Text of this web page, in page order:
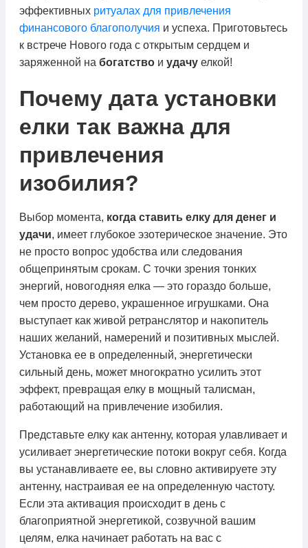
эффективных ритуалах для привлечения
финансового благополучия и успеха. Приготовьтесь
к встрече Нового года с открытым сердцем и
заряженной на богатство и удачу елкой!
Почему дата установки
елки так важна для
привлечения
изобилия?
Выбор момента, когда ставить елку для денег и
удачи, имеет глубокое эзотерическое значение. Это
не просто вопрос удобства или следования
общепринятым срокам. С точки зрения тонких
энергий, новогодняя елка — это гораздо больше,
чем просто дерево, украшенное игрушками. Она
выступает как живой ретранслятор и накопитель
наших желаний, намерений и позитивных мыслей.
Установка ее в определенный, энергетически
сильный день, может многократно усилить этот
эффект, превращая елку в мощный талисман,
работающий на привлечение изобилия.
Представьте елку как антенну, которая улавливает и
усиливает энергетические потоки вокруг себя. Когда
вы устанавливаете ее, вы словно активируете эту
антенну, настраивая ее на определенную частоту.
Если эта активация происходит в день с
благоприятной энергетикой, созвучной вашим
целям, елка начинает работать на вас с